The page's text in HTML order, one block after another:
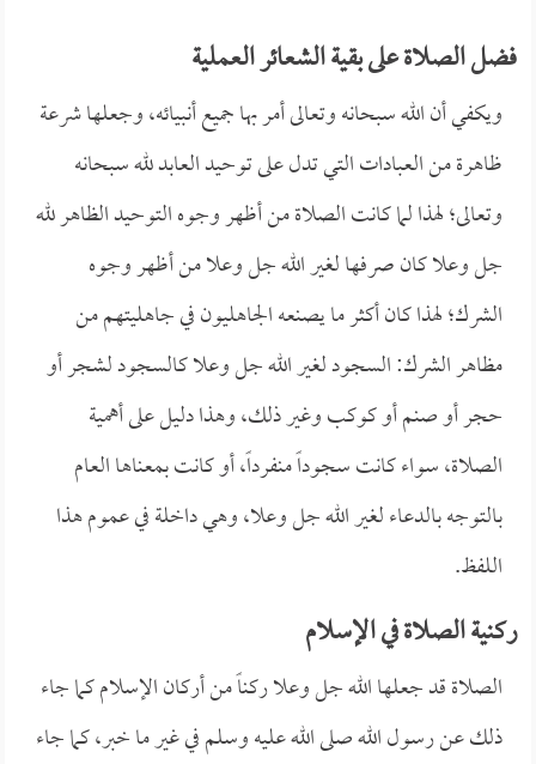
فضل الصلاة على بقية الشعائر العملية
ويكفي أن الله سبحانه وتعالى أمر بها جميع أنبيائه، وجعلها شرعة
ظاهرة من العبادات التي تدل على توحيد العابد لله سبحانه
وتعالى؛ لهذا لما كانت الصلاة من أظهر وجوه التوحيد الظاهر لله
جل وعلا كان صرفها لغير الله جل وعلا من أظهر وجوه
الشرك؛ لهذا كان أكثر ما يصنعه الجاهليون في جاهليتهم من
مظاهر الشرك: السجود لغير الله جل وعلا كالسجود لشجر أو
حجر أو صنم أو كوكب وغير ذلك، وهذا دليل على أهمية
الصلاة، سواء كانت سجوداً منفرداً، أو كانت بمعناها العام
بالتوجه بالدعاء لغير الله جل وعلا، وهي داخلة في عموم هذا
اللفظ.
ركنية الصلاة في الإسلام
الصلاة قد جعلها الله جل وعلا ركناً من أركان الإسلام كما جاء
ذلك عن رسول الله صلى الله عليه وسلم في غير ما خبر، كما جاء